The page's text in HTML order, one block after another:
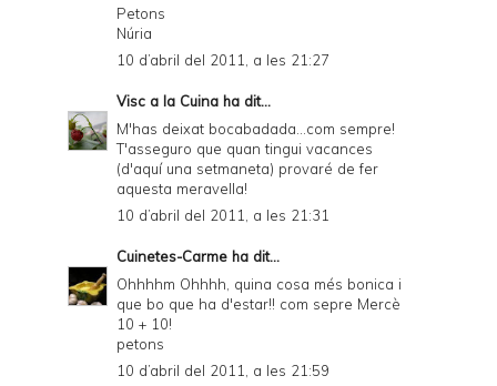
Petons
Núria
10 d’abril del 2011, a les 21:27
Visc a la Cuina ha dit...
M'has deixat bocabadada...com sempre!
T'asseguro que quan tingui vacances
(d'aquí una setmaneta) provaré de fer
aquesta meravella!
10 d’abril del 2011, a les 21:31
Cuinetes-Carme ha dit...
Ohhhhm Ohhhh, quina cosa més bonica i
que bo que ha d'estar!! com sepre Mercè
10 + 10!
petons
10 d’abril del 2011, a les 21:59